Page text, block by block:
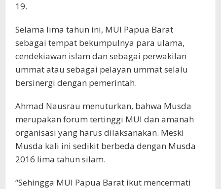
19.
Selama lima tahun ini, MUI Papua Barat
sebagai tempat bekumpulnya para ulama,
cendekiawan islam dan sebagai perwakilan
ummat atau sebagai pelayan ummat selalu
bersinergi dengan pemerintah.
Ahmad Nausrau menuturkan, bahwa Musda
merupakan forum tertinggi MUI dan amanah
organisasi yang harus dilaksanakan. Meski
Musda kali ini sedikit berbeda dengan Musda
2016 lima tahun silam.
“Sehingga MUI Papua Barat ikut mencermati